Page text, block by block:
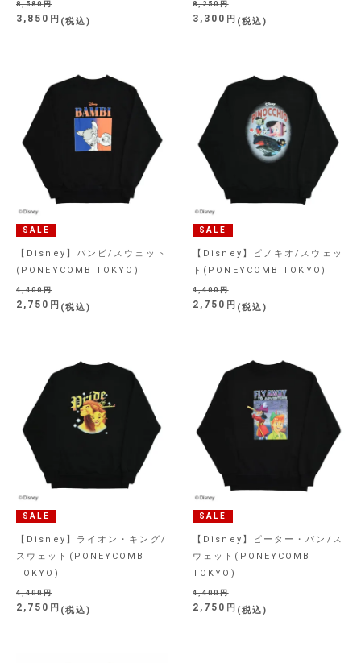
8,580
3,850 税込
8,250
3,300 税込
SALE
【Disney】バンビ/スウェット
(PONEYCOMB TOKYO)
4,400
2,750 税込
SALE
【Disney】ピノキオ/スウェッ
ト(PONEYCOMB TOKYO)
4,400
2,750 税込
SALE
【Disney】ライオン・キング/
スウェット(PONEYCOMB
TOKYO)
4,400
2,750 税込
SALE
【Disney】ピーター・パン/ス
ウェット(PONEYCOMB
TOKYO)
4,400
2,750 税込